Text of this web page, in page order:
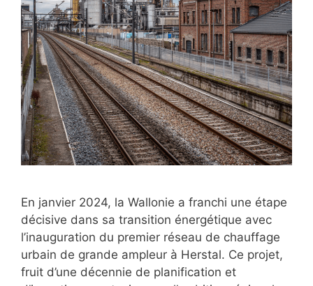
En janvier 2024, la Wallonie a franchi une étape
décisive dans sa transition énergétique avec
l’inauguration du premier réseau de chauffage
urbain de grande ampleur à Herstal. Ce projet,
fruit d’une décennie de planification et